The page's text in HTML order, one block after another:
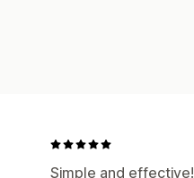
Simple and effective!